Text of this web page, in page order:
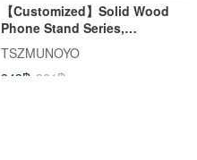
【Customized】Solid Wood
Phone Stand Series,
Walnut/Beech Material,
Image/Text Design, Gift
TSZMUNOYO
343฿ 381฿